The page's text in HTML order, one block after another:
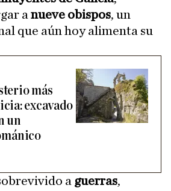
a nueve obispos, un
que aún hoy alimenta su
más
excavado
un
a guerras,